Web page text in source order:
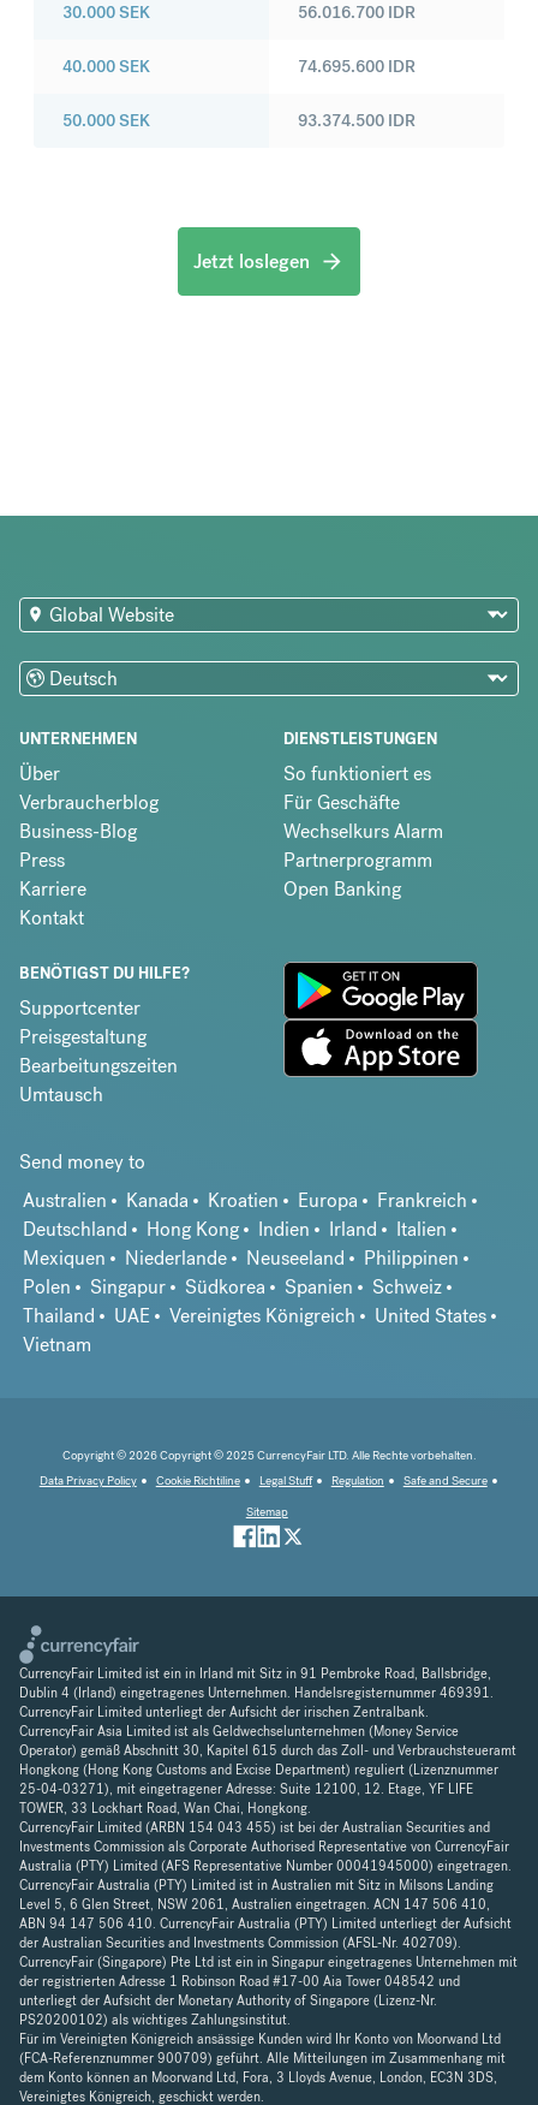
30.000SEK
40.000SEK
50.000SEK
56.016.700 IDR
74.695.600 IDR
93.374.500 IDR
Jetzt loslegen
UNTERNEHMEN
Über
Verbraucherblog
Business-Blog
Press
Karriere
Kontakt
DIENSTLEISTUNGEN
So funktioniert es
Für Geschäfte
Wechselkurs Alarm
Partnerprogramm
Open Banking
BENÖTIGST DU HILFE?
Supportcenter
Preisgestaltung
Bearbeitungszeiten
Umtausch
Send money to
Australien
Kanada Kroatien Europa
Frankreich
Deutschland
Hong Kong Indien Irland
Italien
Mexiquen
Niederlande Neuseeland
Philippinen
Polen
Singapur Südkorea Spanien
Schweiz
Thailand
UAE Vereinigtes Königreich
United States
Vietnam
Copyright © 2026 Copyright © 2025 CurrencyFair LTD. Alle Rechte vorbehalten.
Data Privacy Policy
Cookie Richtiline Legal Stuff Regulation
Safe and Secure
Sitemap
CurrencyFair Limited ist ein in Irland mit Sitz in 91 Pembroke Road, Ballsbridge,
Dublin 4 (Irland) eingetragenes Unternehmen. Handelsregisternummer 469391.
CurrencyFair Limited unterliegt der Aufsicht der irischen Zentralbank.
CurrencyFair Asia Limited ist als Geldwechselunternehmen (Money Service
Operator) gemäß Abschnitt 30, Kapitel 615 durch das Zoll- und Verbrauchsteueramt
Hongkong (Hong Kong Customs and Excise Department) reguliert (Lizenznummer
25-04-03271), mit eingetragener Adresse: Suite 12100, 12. Etage, YF LIFE
TOWER, 33 Lockhart Road, Wan Chai, Hongkong.
CurrencyFair Limited (ARBN 154 043 455) ist bei der Australian Securities and
Investments Commission als Corporate Authorised Representative von CurrencyFair
Australia (PTY) Limited (AFS Representative Number 00041945000) eingetragen.
CurrencyFair Australia (PTY) Limited ist in Australien mit Sitz in Milsons Landing
Level 5, 6 Glen Street, NSW 2061, Australien eingetragen. ACN 147 506 410,
ABN 94 147 506 410. CurrencyFair Australia (PTY) Limited unterliegt der Aufsicht
der Australian Securities and Investments Commission (AFSL-Nr. 402709).
CurrencyFair (Singapore) Pte Ltd ist ein in Singapur eingetragenes Unternehmen mit
der registrierten Adresse 1 Robinson Road #17-00 Aia Tower 048542 und
unterliegt der Aufsicht der Monetary Authority of Singapore (Lizenz-Nr.
PS20200102) als wichtiges Zahlungsinstitut.
Für im Vereinigten Königreich ansässige Kunden wird Ihr Konto von Moorwand Ltd
(FCA-Referenznummer 900709) geführt. Alle Mitteilungen im Zusammenhang mit
dem Konto können an Moorwand Ltd, Fora, 3 Lloyds Avenue, London, EC3N 3DS,
Vereinigtes Königreich, geschickt werden.